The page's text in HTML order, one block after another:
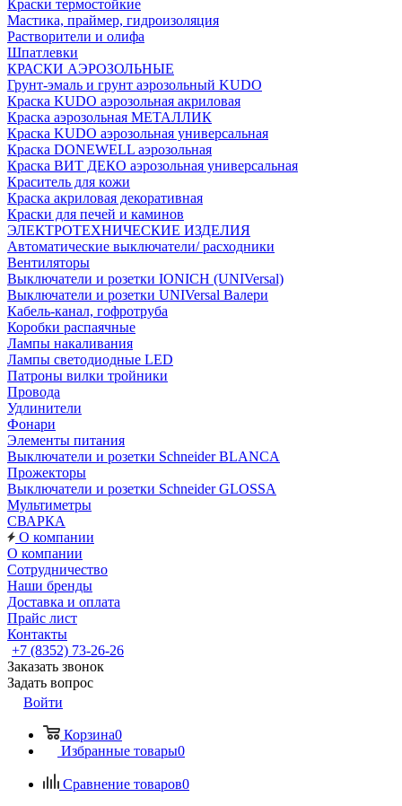
Краски термостойкие
Мастика, праймер, гидроизоляция
Растворители и олифа
Шпатлевки
КРАСКИ АЭРОЗОЛЬНЫЕ
Грунт-эмаль и грунт аэрозольный KUDO
Краска KUDO аэрозольная акриловая
Краска аэрозольная МЕТАЛЛИК
Краска KUDO аэрозольная универсальная
Краска DONEWELL аэрозольная
Краска ВИТ ДЕКО аэрозольная универсальная
Краситель для кожи
Краска акриловая декоративная
Краски для печей и каминов
ЭЛЕКТРОТЕХНИЧЕСКИЕ ИЗДЕЛИЯ
Автоматические выключатели/ расходники
Вентиляторы
Выключатели и розетки IONICH (UNIVersal)
Выключатели и розетки UNIVersal Валери
Кабель-канал, гофротруба
Коробки распаячные
Лампы накаливания
Лампы светодиодные LED
Патроны вилки тройники
Провода
Удлинители
Фонари
Элементы питания
Выключатели и розетки Schneider BLANCA
Прожекторы
Выключатели и розетки Schneider GLOSSA
Мультиметры
СВАРКА
О компании
О компании
Сотрудничество
Наши бренды
Доставка и оплата
Прайс лист
Контакты
+7 (8352) 73-26-26
Заказать звонок
Задать вопрос
Войти
Корзина0
Избранные товары0
Сравнение товаров0